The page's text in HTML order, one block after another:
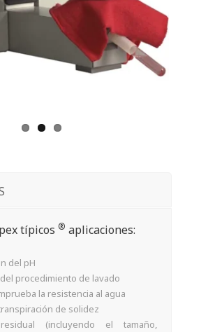
Next
típicos ® aplicaciones:
del pH
procedimiento de lavado
la resistencia al agua
de solidez
(incluyendo el tamaño,